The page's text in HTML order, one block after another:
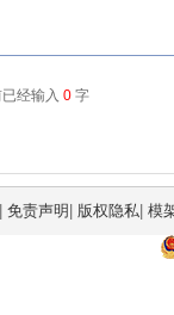
免责声明 版权隐私| 模